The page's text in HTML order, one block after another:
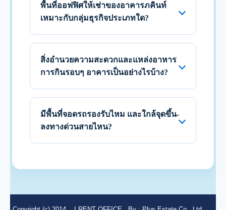
พื้นที่ออฟฟิศให้เช่าของอาคารภคินท์
เหมาะกับกลุ่มธุรกิจประเภทใด?
สิ่งอำนวยความสะดวกและแหล่งอาหาร
การกินรอบๆ อาคารเป็นอย่างไรบ้าง?
มีพื้นที่จอดรถรองรับไหม และใกล้จุดขึ้น-
ลงทางด่วนสายไหน?